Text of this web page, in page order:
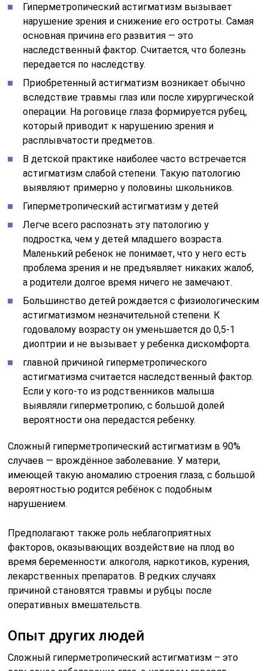
Гиперметропический астигматизм вызывает
нарушение зрения и снижение его остроты. Самая
основная причина его развития — это
наследственный фактор. Считается, что болезнь
передается по наследству.
Приобретенный астигматизм возникает обычно
вследствие травмы глаз или после хирургической
операции. На роговице глаза формируется рубец,
который приводит к нарушению зрения и
расплывчатости предметов.
В детской практике наиболее часто встречается
астигматизм слабой степени. Такую патологию
выявляют примерно у половины школьников.
Гиперметропический астигматизм у детей
Легче всего распознать эту патологию у
подростка, чем у детей младшего возраста.
Маленький ребенок не понимает, что у него есть
проблема зрения и не предъявляет никаких жалоб,
а родители долгое время ничего не замечают.
Большинство детей рождается с физиологическим
астигматизмом незначительной степени. К
годовалому возрасту он уменьшается до 0,5-1
диоптрии и не вызывает у ребенка дискомфорта.
главной причиной гиперметропического
астигматизма считается наследственный фактор.
Если у кого-то из родственников малыша
выявляли гиперметропию, с большой долей
вероятности она передастся ребенку.
Сложный гиперметропический астигматизм в 90%
случаев — врождённое заболевание. У матери,
имеющей такую аномалию строения глаза, с большой
вероятностью родится ребёнок с подобным
нарушением.
Предполагают также роль неблагоприятных
факторов, оказывающих воздействие на плод во
время беременности: алкоголя, наркотиков, курения,
лекарственных препаратов. В редких случаях
причиной становятся травмы и рубцы после
оперативных вмешательств.
Опыт других людей
Сложный гиперметропический астигматизм – это